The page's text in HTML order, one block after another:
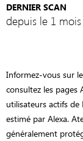
DERNIER SCAN
depuis le 1 mois
Informez-vous sur
consultez les pages
utilisateurs actifs de
estimé par Alexa.
généralement